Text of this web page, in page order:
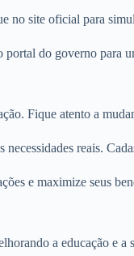
no site oficial para
do governo para
Fique atento a
reais.
e maximize seus
a educação e a